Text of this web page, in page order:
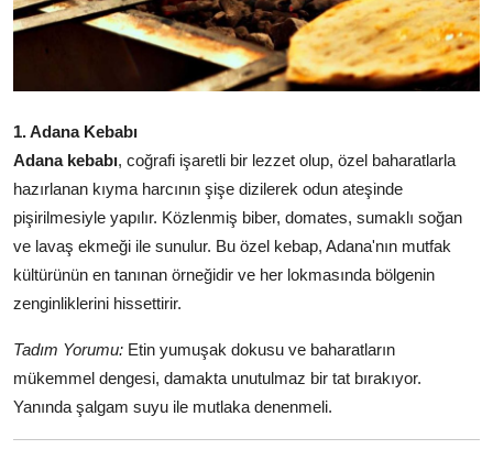
Gıda Güvenliği & Sağlık
İçecek Kültürü & Rehberleri
Popüler Kültür & Mutfak Tarihi
Mutfak Temizliği & Pratik Bilgiler
Anne & Bebek Beslenmesi
Mutfak Sırları & Teknikler
Yemek Tarifleri & Menüler
1. Adana Kebabı
Adana kebabı, coğrafi işaretli bir lezzet olup, özel baharatlarla
hazırlanan kıyma harcının şişe dizilerek odun ateşinde
pişirilmesiyle yapılır. Közlenmiş biber, domates, sumaklı soğan
ve lavaş ekmeği ile sunulur. Bu özel kebap, Adana'nın mutfak
kültürünün en tanınan örneğidir ve her lokmasında bölgenin
zenginliklerini hissettirir.
Tadım Yorumu: Etin yumuşak dokusu ve baharatların
mükemmel dengesi, damakta unutulmaz bir tat bırakıyor.
Yanında şalgam suyu ile mutlaka denenmeli.